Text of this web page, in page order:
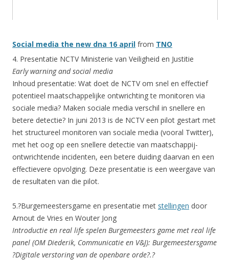
Social media the new dna 16 april from TNO
4. Presentatie NCTV Ministerie van Veiligheid en Justitie
Early warning and social media
Inhoud presentatie: Wat doet de NCTV om snel en effectief
potentieel maatschappelijke ontwrichting te monitoren via
sociale media? Maken sociale media verschil in snellere en
betere detectie? In juni 2013 is de NCTV een pilot gestart met
het structureel monitoren van sociale media (vooral Twitter),
met het oog op een snellere detectie van maatschappij-
ontwrichtende incidenten, een betere duiding daarvan en een
effectievere opvolging. Deze presentatie is een weergave van
de resultaten van die pilot.
5.?Burgemeestersgame en presentatie met stellingen door
Arnout de Vries en Wouter Jong
Introductie en real life spelen Burgemeesters game met real life
panel (OM Diederik, Communicatie en V&J): Burgemeestersgame
?Digitale verstoring van de openbare orde?.?